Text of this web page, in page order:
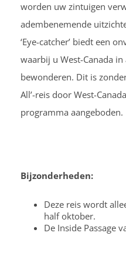
worden uw zintuigen
adembenemende
‘Eye-catcher’ biedt een
waarbij u West-Canada
bewonderen. Dit is
All’-reis door West-
programma aangeboden.
Bijzonderheden:
Deze reis wordt
half oktober.
De Inside Passage